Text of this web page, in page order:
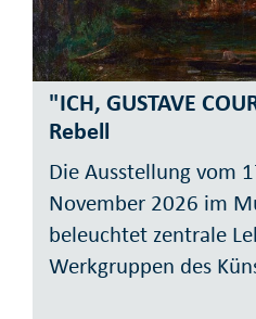
"ICH, GUSTAVE
Rebell
Die Aus­stellung vom
November 2026 im
be­leuch­tet zentrale
Werk­grup­pen des